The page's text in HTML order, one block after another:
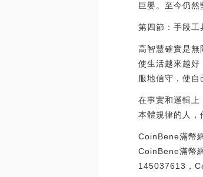
巨嬰。至今仍然
第四節：手段工
高智慧確實是
使生活越來越好
服地信守，使自
在事實和邏輯上
本體規律的人，
CoinBene滿幣
CoinBene滿幣
145037613，